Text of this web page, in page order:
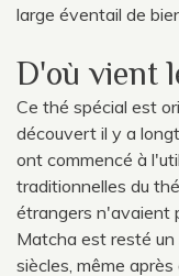
large éventail de
D'où vient
Ce thé spécial est
découvert il y a
ont commencé à
traditionnelles du
étrangers n'avaient
Matcha est resté
siècles, même